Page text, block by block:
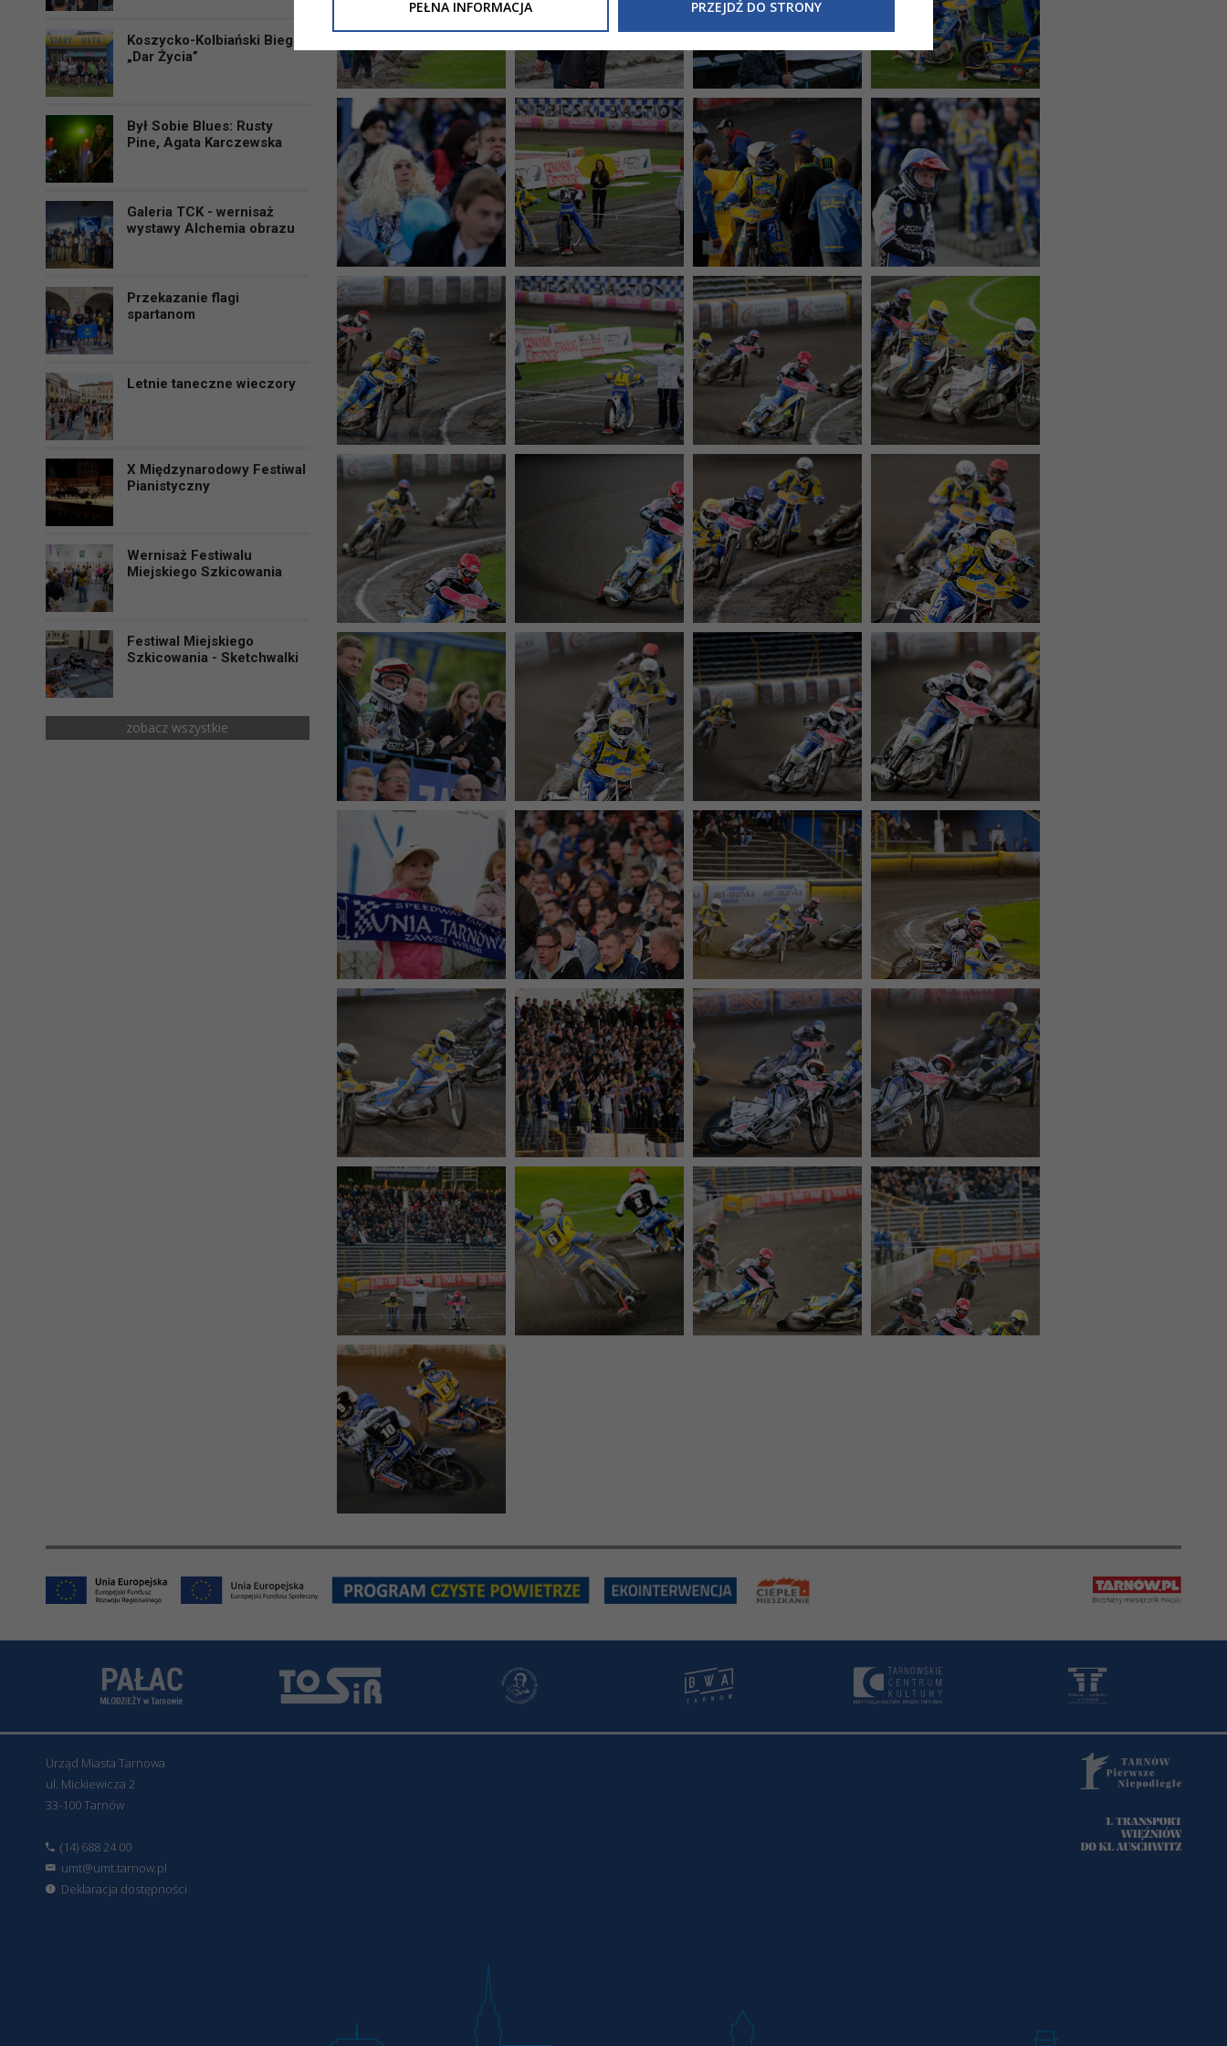
Koszycko-Kolbiański Bieg
„Dar Życia”
Był Sobie Blues: Rusty
Pine, Agata Karczewska
Galeria TCK - wernisaż
wystawy Alchemia obrazu
Przekazanie flagi
spartanom
Letnie taneczne wieczory
X Międzynarodowy Festiwal
Pianistyczny
Wernisaż Festiwalu
Miejskiego Szkicowania
Festiwal Miejskiego
Szkicowania - Sketchwalki
zobacz wszystkie
Urząd Miasta Tarnowa
ul. Mickiewicza 2
33-100 Tarnów
(14) 688 24 00
umt@umt.tarnow.pl
Deklaracja dostępności
Niniejsza informacja nie wymaga od Państwa żadnych dodatkowych działań.
PEŁNA INFORMACJA PRZEJDŹ DO STRONY